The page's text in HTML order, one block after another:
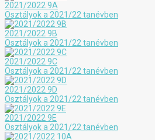
2021/2022 9A
Osztályok a 2021/22 tanévben
2021/2022 9B
Osztályok a 2021/22 tanévben
2021/2022 9C
Osztályok a 2021/22 tanévben
2021/2022 9D
Osztályok a 2021/22 tanévben
2021/2022 9E
Osztályok a 2021/22 tanévben